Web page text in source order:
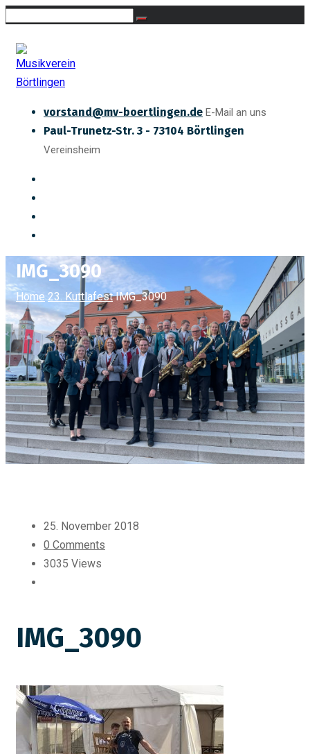
vorstand@mv-boertlingen.de E-Mail an uns
Paul-Trunetz-Str. 3 - 73104 Börtlingen
Vereinsheim
IMG_3090
Home 23. Kuttlafest IMG_3090
25. November 2018
0 Comments
3035 Views
IMG_3090